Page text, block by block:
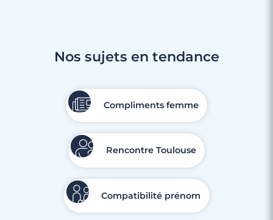
Nos sujets en tendance
Compliments femme
Rencontre Toulouse
Compatibilité prénom